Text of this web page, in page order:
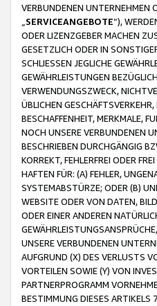
VERBUNDENEN UNTERNEHMEN
SERVICEANGEBOTE“),
ODER LIZENZGEBER MACHEN
GESETZLICH ODER IN
SCHLIESSEN JEGLICHE
GEWÄHRLEISTUNGEN
VERWENDUNGSZWECK,
ÜBLICHEN
BESCHAFFENHEIT, MERKMALE,
NOCH UNSERE VERBUNDENEN
BESCHRIEBEN DURCHGÄNGIG
KORREKT, FEHLERFREI ODER
HAFTEN FÜR: (A) FEHLER,
SYSTEMABSTÜRZE; ODER (B)
WEBSITE ODER VON DATEN,
ODER EINER ANDEREN
UNSERE VERBUNDENEN
AUFGRUND (X) DES VERLUSTS
VORTEILEN SOWIE (Y) VON
PARTNERPROGRAMM
BESTIMMUNG DIESES ARTIKELS